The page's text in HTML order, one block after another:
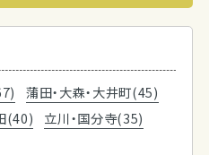
蒲田・大森・大井町(45)
(40)
立川・国分寺(35)